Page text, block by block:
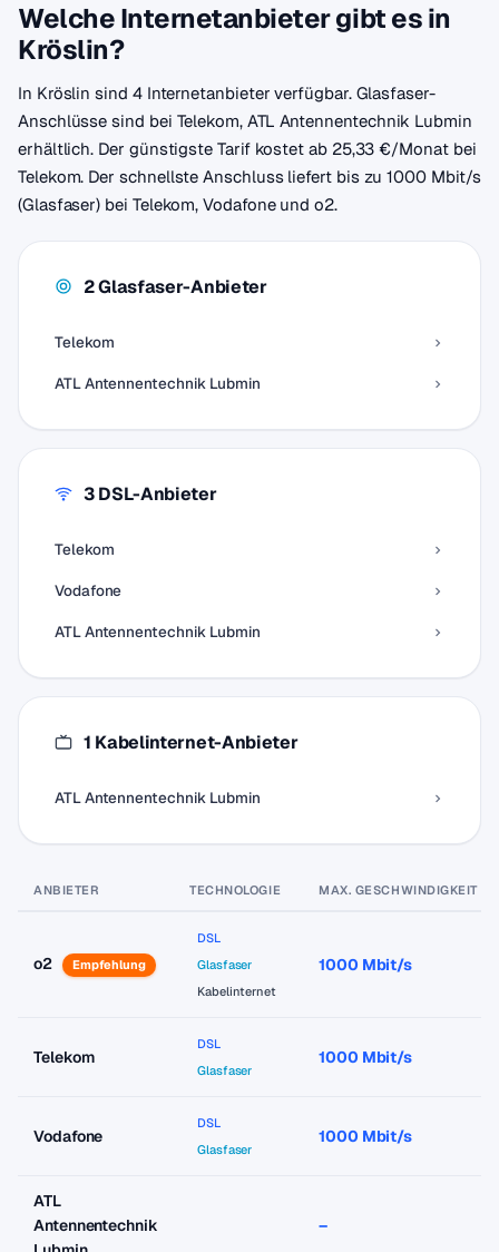
Welche Internetanbieter gibt es in
Kröslin?
In Kröslin sind 4 Internetanbieter verfügbar. Glasfaser-
Anschlüsse sind bei Telekom, ATL Antennentechnik Lubmin
erhältlich. Der günstigste Tarif kostet ab 25,33 €/Monat bei
Telekom. Der schnellste Anschluss liefert bis zu 1000 Mbit/s
(Glasfaser) bei Telekom, Vodafone und o2.
2 Glasfaser-Anbieter
Telekom
ATL Antennentechnik Lubmin
3 DSL-Anbieter
Telekom
Vodafone
ATL Antennentechnik Lubmin
1 Kabelinternet-Anbieter
ATL Antennentechnik Lubmin
ANBIETER TECHNOLOGIE MAX. GESCHWINDIGKEIT
o2 Empfehlung
DSL
Glasfaser
Kabelinternet
1000 Mbit/s
Telekom
DSL
Glasfaser
1000 Mbit/s
Vodafone
DSL
Glasfaser
1000 Mbit/s
ATL
Antennentechnik
–